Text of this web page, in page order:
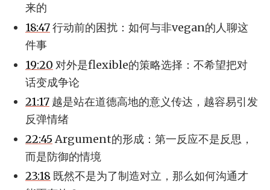
来的
18:47行动前的困扰：如何与非vegan的人聊这
件事
19:20 对外是flexible的策略选择：不希望把对
话变成争论
21:17 越是站在道德高地的意义传达，越容易引发
反弹情绪
22:45 Argument的形成：第一反应不是反思，
而是防御的情境
23:18 既然不是为了制造对立，那么如何沟通才